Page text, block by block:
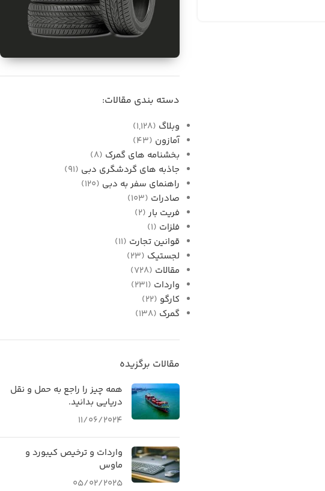
واردات قطعات خودرو از
دسته بندی مقالات:
وبلاگ (1,128)
آمازون (43)
بخشنامه های گمرک (8)
جاذبه های گردشگری دبی (91)
راهنمای سفر به دبی (120)
صادرات (103)
فریت بار (2)
فلزات (1)
قوانین تجارت (11)
لجستیک (23)
مقالات (728)
واردات (231)
کارگو (22)
گمرک (138)
مقالات برگزیده
همه چیز را راجع به حمل و نقل
دریایی بدانید.
11/06/2024
واردات و ترخیص کیبورد و
ماوس
05/02/2025